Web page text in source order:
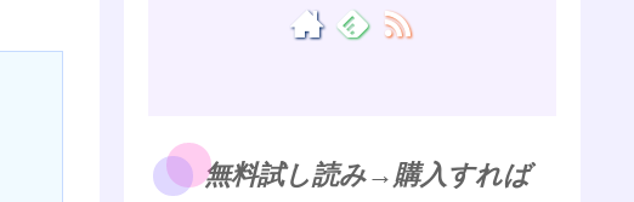
無料試し読み→購入すれば